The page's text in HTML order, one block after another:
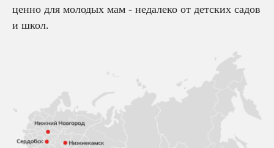
ценно для молодых мам - недалеко от детских садов
и школ.